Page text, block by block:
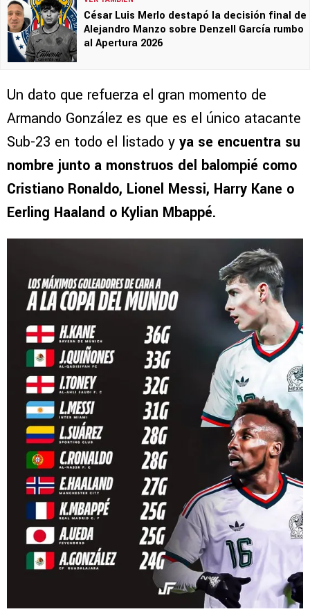
César Luis Merlo destapó la decisión final de
Alejandro Manzo sobre Denzell García rumbo
al Apertura 2026
Un dato que refuerza el gran momento de
Armando González es que es el único atacante
Sub-23 en todo el listado y ya se encuentra su
nombre junto a monstruos del balompié como
Cristiano Ronaldo, Lionel Messi, Harry Kane o
Eerling Haaland o Kylian Mbappé.